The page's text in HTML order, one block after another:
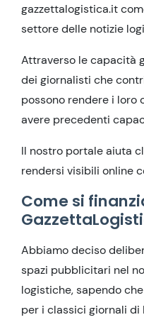
gazzettalogistica.it
settore delle notizie
Attraverso le capacità
dei giornalisti che
possono rendere i loro
avere precedenti
Il nostro portale aiuta
rendersi visibili online
Come si
Abbiamo deciso
spazi pubblicitari nel
logistiche, sapendo
per i classici giornali di